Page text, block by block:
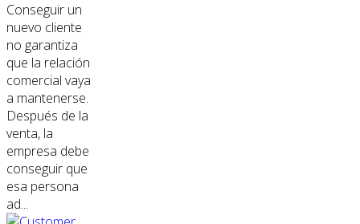
Conseguir un
nuevo cliente
no garantiza
que la relación
comercial vaya
a mantenerse.
Después de la
venta, la
empresa debe
conseguir que
esa persona
ad...